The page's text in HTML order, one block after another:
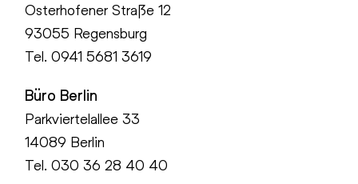
Osterhofener Straße 12
93055 Regensburg
Tel.0941 5681 3619
Büro Berlin
Parkviertelallee 33
14089 Berlin
Tel.030 36 28 40 40